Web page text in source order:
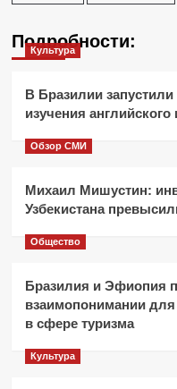
Подробности:
Культура
В Бразилии
изучения
Обзор СМИ
Михаил Мишустин:
Узбекистана
Общество
Бразилия и Эфиопия
взаимопонимании
в сфере туризма
Культура